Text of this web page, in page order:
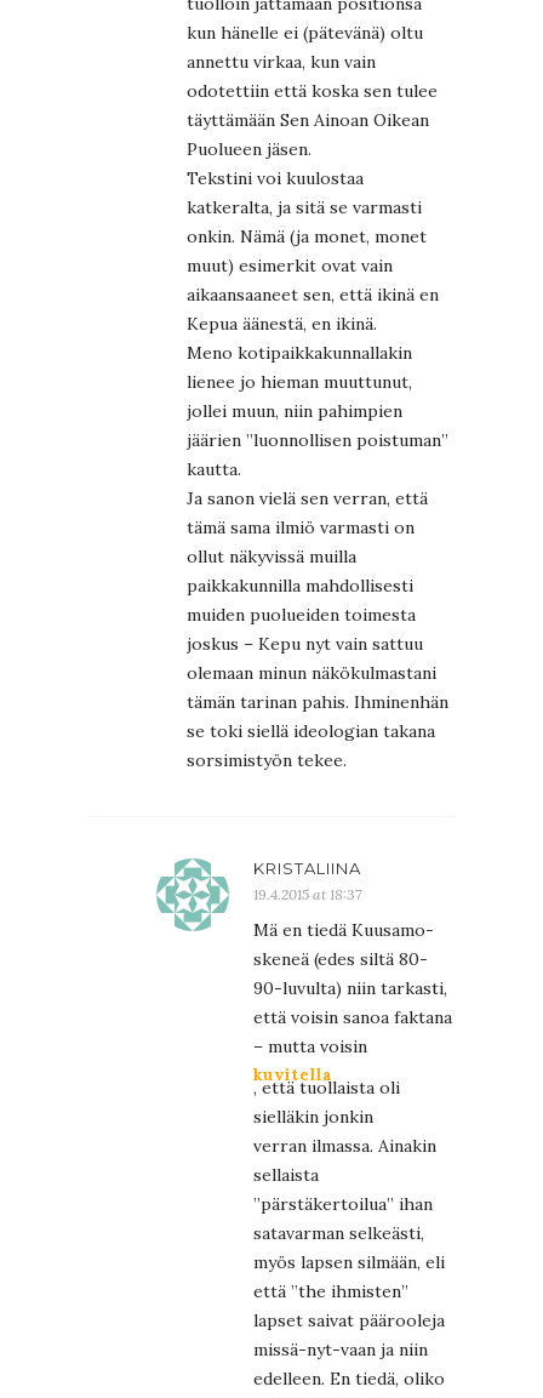
kun hänelle ei (pätevänä) oltu
annettu virkaa, kun vain
odotettiin että koska sen tulee
täyttämään Sen Ainoan Oikean
Puolueen jäsen.
Tekstini voi kuulostaa
katkeralta, ja sitä se varmasti
onkin. Nämä (ja monet, monet
muut) esimerkit ovat vain
aikaansaaneet sen, että ikinä en
Kepua äänestä, en ikinä.
Meno kotipaikkakunnallakin
lienee jo hieman muuttunut,
jollei muun, niin pahimpien
jäärien ”luonnollisen poistuman”
kautta.
Ja sanon vielä sen verran, että
tämä sama ilmiö varmasti on
ollut näkyvissä muilla
paikkakunnilla mahdollisesti
muiden puolueiden toimesta
joskus – Kepu nyt vain sattuu
olemaan minun näkökulmastani
tämän tarinan pahis. Ihminenhän
se toki siellä ideologian takana
sorsimistyön tekee.
KRISTALIINA
19.4.2015 at 18:37
Mä en tiedä Kuusamo-
skeneä (edes siltä 80-
90-luvulta) niin tarkasti,
että voisin sanoa faktana
– mutta voisin
kuvitella
, että tuollaista oli
sielläkin jonkin
verran ilmassa. Ainakin
sellaista
”pärstäkertoilua” ihan
satavarman selkeästi,
myös lapsen silmään, eli
että ”the ihmisten”
lapset saivat päärooleja
missä-nyt-vaan ja niin
edelleen. En tiedä, oliko